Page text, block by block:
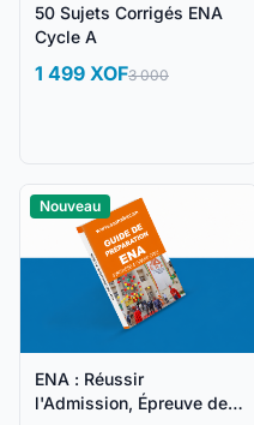
50 Sujets Corrigés ENA
Cycle A
1 499 XOF3 000
Nouveau
ENA : Réussir
l'Admission, Épreuve de